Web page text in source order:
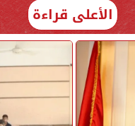
الأعلى قراءة